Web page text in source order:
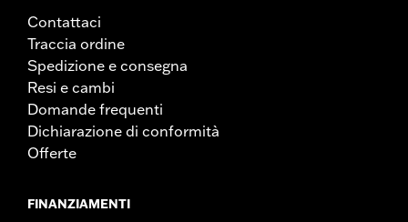
Contattaci
Traccia ordine
Spedizione e consegna
Resi e cambi
Domande frequenti
Dichiarazione di conformità
Offerte
FINANZIAMENTI